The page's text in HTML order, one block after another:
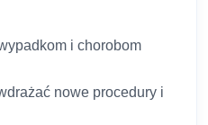
i chorobom
nowe procedury i